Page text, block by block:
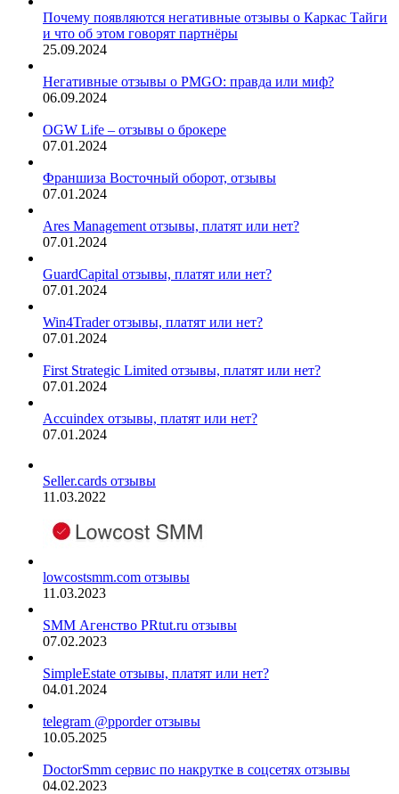
Почему появляются негативные отзывы о Каркас Тайги
и что об этом говорят партнёры
25.09.2024
Негативные отзывы о PMGO: правда или миф?
06.09.2024
OGW Life – отзывы о брокере
07.01.2024
Франшиза Восточный оборот, отзывы
07.01.2024
Ares Management отзывы, платят или нет?
07.01.2024
GuardCapital отзывы, платят или нет?
07.01.2024
Win4Trader отзывы, платят или нет?
07.01.2024
First Strategic Limited отзывы, платят или нет?
07.01.2024
Accuindex отзывы, платят или нет?
07.01.2024
Seller.cards отзывы
11.03.2022
lowcostsmm.com отзывы
11.03.2023
SMM Агенство PRtut.ru отзывы
07.02.2023
SimpleEstate отзывы, платят или нет?
04.01.2024
telegram @pporder отзывы
10.05.2025
DoctorSmm сервис по накрутке в соцсетях отзывы
04.02.2023